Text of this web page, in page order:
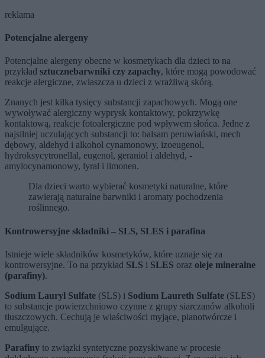
reklama
Potencjalne alergeny
Potencjalne alergeny obecne w kosmetykach dla dzieci to na
przykład sztucznebarwniki czy zapachy, które mogą powodować
reakcje alergiczne, zwłaszcza u dzieci z wrażliwą skórą.
Znanych jest kilka tysięcy substancji zapachowych. Mogą one
wywoływać alergiczny wyprysk kontaktowy, pokrzywkę
kontaktową, reakcje fotoalergiczne pod wpływem słońca. Jedne z
najsilniej uczulających substancji to: balsam peruwiański, mech
dębowy, aldehyd i alkohol cynamonowy, izoeugenol,
hydroksycytronellal, eugenol, geraniol i aldehyd, -
amylocynamonowy, lyral i limonen.
Dla dzieci warto wybierać kosmetyki naturalne, które
zawierają naturalne barwniki i aromaty pochodzenia
roślinnego.
Kontrowersyjne składniki – SLS, SLES i parafina
Istnieje wiele składników kosmetyków, które uznaje się za
kontrowersyjne. To na przykład SLS i SLES oraz oleje mineralne
(parafiny).
Sodium Lauryl Sulfate (SLS) i Sodium Laureth Sulfate (SLES)
to substancje powierzchniowo czynne z grupy siarczanów alkoholi
tłuszczowych. Cechują je właściwości myjące, pianotwórcze i
emulgujące.
Parafiny to związki syntetyczne pozyskiwane w procesie